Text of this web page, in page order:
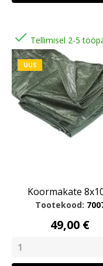
 Tellimisel 2-5
UUS
Koormakate
Tootekood:
49,00 €